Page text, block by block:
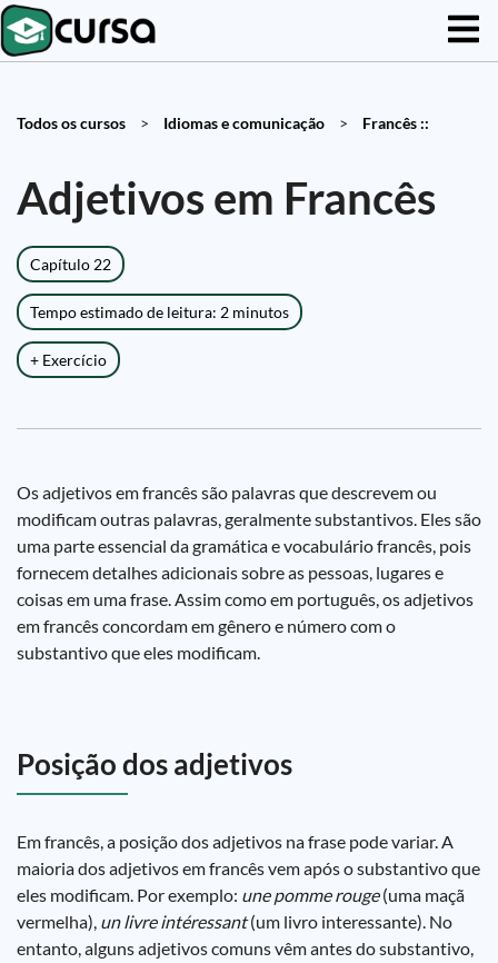
Todos os cursos > Idiomas e comunicação > Francês ::
Adjetivos em Francês
Capítulo 22
Tempo estimado de leitura: 2 minutos
+ Exercício
Os adjetivos em francês são palavras que descrevem ou
modificam outras palavras, geralmente substantivos. Eles são
uma parte essencial da gramática e vocabulário francês, pois
fornecem detalhes adicionais sobre as pessoas, lugares e
coisas em uma frase. Assim como em português, os adjetivos
em francês concordam em gênero e número com o
substantivo que eles modificam.
Posição dos adjetivos
Em francês, a posição dos adjetivos na frase pode variar. A
maioria dos adjetivos em francês vem após o substantivo que
eles modificam. Por exemplo: une pomme rouge(uma maçã
vermelha), un livre intéressant(um livro interessante). No
entanto, alguns adjetivos comuns vêm antes do substantivo,